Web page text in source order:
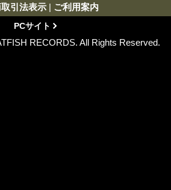
引法表示 | ご利用案内
PCサイト
RECORDS. All Rights Reserved.